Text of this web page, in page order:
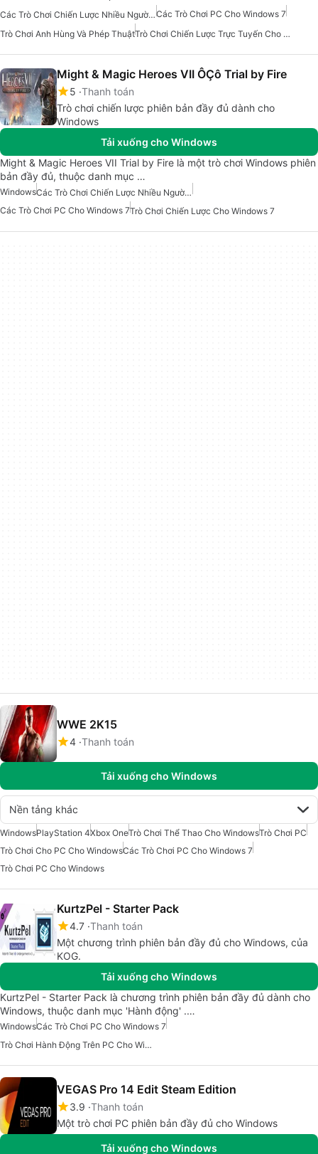
Các Trò Chơi Chiến Lược Nhiều Người Chơi Cho WindowsCác Trò Chơi PC Cho Windows 7
Trò Chơi Anh Hùng Và Phép Thuật
Trò Chơi Chiến Lược Trực Tuyến Cho Windows
Might & Magic Heroes VII ÔÇô Trial by Fire
5 Thanh toán
Trò chơi chiến lược phiên bản đầy đủ dành cho
Windows
Tải xuống cho Windows
Might & Magic Heroes VII Trial by Fire là một trò chơi Windows phiên
bản đầy đủ, thuộc danh mục …
Windows
Các Trò Chơi Chiến Lược Nhiều Người Chơi Cho Windows
Các Trò Chơi PC Cho Windows 7Trò Chơi Chiến Lược Cho Windows 7
WWE 2K15
4 Thanh toán
Tải xuống cho Windows
Nền tảng khác
WindowsPlayStation 4Xbox OneTrò Chơi Thể Thao Cho WindowsTrò Chơi PC
Trò Chơi Cho PC Cho WindowsCác Trò Chơi PC Cho Windows 7
Trò Chơi PC Cho Windows
KurtzPel - Starter Pack
4.7 Thanh toán
Một chương trình phiên bản đầy đủ cho Windows, của
KOG.
Tải xuống cho Windows
KurtzPel - Starter Pack là chương trình phiên bản đầy đủ dành cho
Windows, thuộc danh mục 'Hành động' .…
WindowsCác Trò Chơi PC Cho Windows 7
Trò Chơi Hành Động Trên PC Cho Windows
VEGAS Pro 14 Edit Steam Edition
3.9 Thanh toán
Một trò chơi PC phiên bản đầy đủ cho Windows
Tải xuống cho Windows